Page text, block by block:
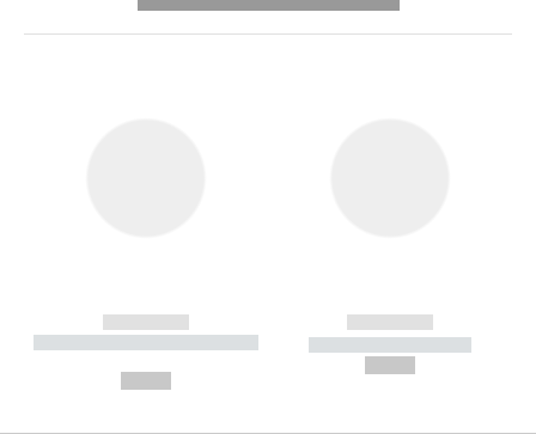
------------
----------- ----------- --------
------------
----------- -----------